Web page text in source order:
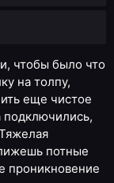
чтобы было что
на толпу,
еще чистое
подключились,
потные
проникновение